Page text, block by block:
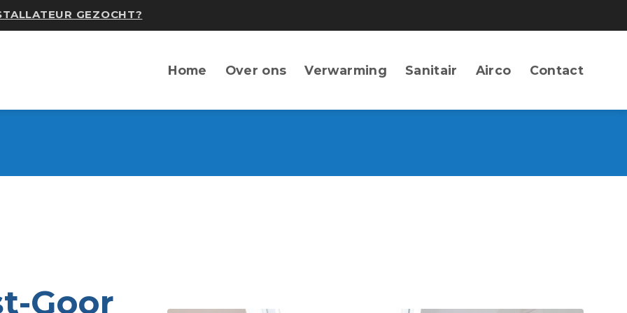
GEZOCHT?
Home Over ons Verwarming Sanitair Airco Contact
Goor